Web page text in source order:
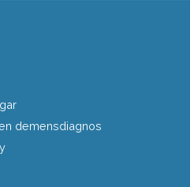
demensdiagnos